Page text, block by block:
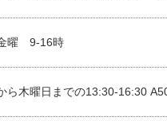
曜 9-16時
ら木曜日までの13:30-16:30